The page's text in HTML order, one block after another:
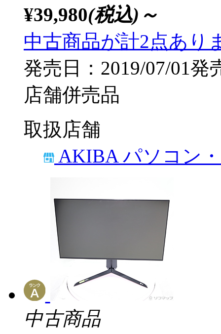
¥39,980(税込)～
中古商品が計2点あり
発売日：2019/07/01発
店舗併売品
取扱店舗
AKIBA パソコン
中古商品